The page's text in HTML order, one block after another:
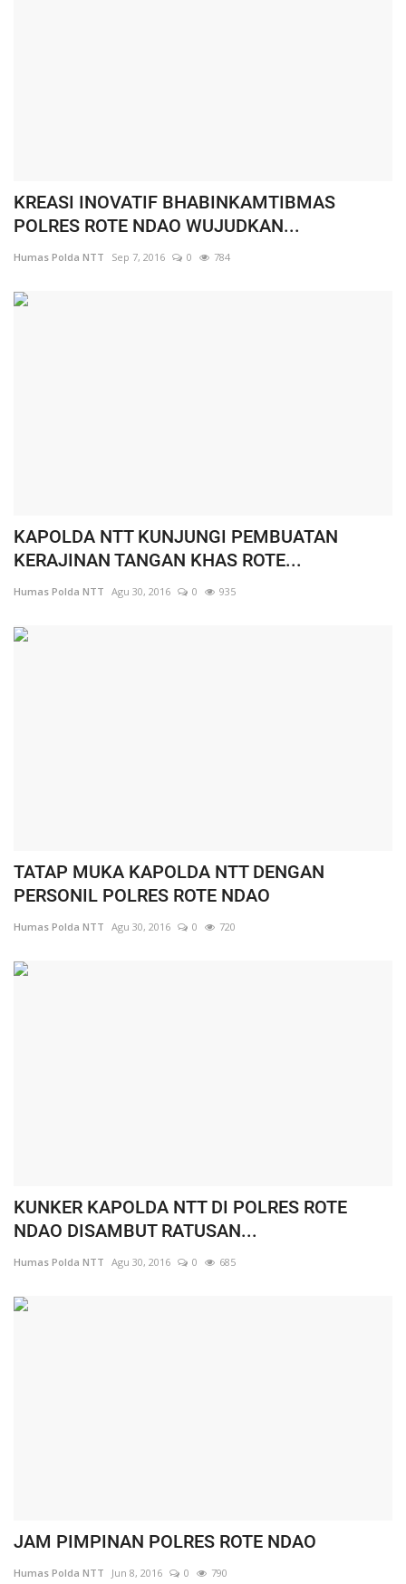
KREASI INOVATIF BHABINKAMTIBMAS
POLRES ROTE NDAO WUJUDKAN...
Humas Polda NTT Sep 7, 2016 0 784
KAPOLDA NTT KUNJUNGI PEMBUATAN
KERAJINAN TANGAN KHAS ROTE...
Humas Polda NTT Agu 30, 2016 0 935
TATAP MUKA KAPOLDA NTT DENGAN
PERSONIL POLRES ROTE NDAO
Humas Polda NTT Agu 30, 2016 0 720
KUNKER KAPOLDA NTT DI POLRES ROTE
NDAO DISAMBUT RATUSAN...
Humas Polda NTT Agu 30, 2016 0 685
JAM PIMPINAN POLRES ROTE NDAO
Humas Polda NTT Jun 8, 2016 0 790